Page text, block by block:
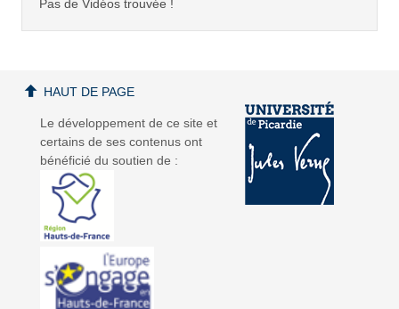
Pas de Vidéos trouvée !
Le développement de ce site et
certains de ses contenus ont
bénéficié du soutien de :
HAUT DE PAGE